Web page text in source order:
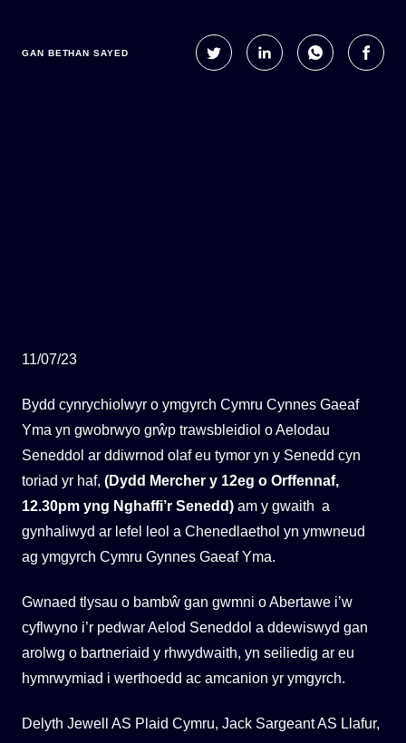
GAN BETHAN SAYED
11/07/23
Bydd cynrychiolwyr o ymgyrch Cymru Cynnes Gaeaf
Yma yn gwobrwyo grŵp trawsbleidiol o Aelodau
Seneddol ar ddiwrnod olaf eu tymor yn y Senedd cyn
toriad yr haf, (Dydd Mercher y 12eg o Orffennaf,
12.30pm yng Nghaffi’r Senedd) am y gwaith a
gynhaliwyd ar lefel leol a Chenedlaethol yn ymwneud
ag ymgyrch Cymru Gynnes Gaeaf Yma.
Gwnaed tlysau o bambŵ gan gwmni o Abertawe i’w
cyflwyno i’r pedwar Aelod Seneddol a ddewiswyd gan
arolwg o bartneriaid y rhwydwaith, yn seiliedig ar eu
hymrwymiad i werthoedd ac amcanion yr ymgyrch.
Delyth Jewell AS Plaid Cymru, Jack Sargeant AS Llafur,
LLYSGENHADON HINSAWDD IEUENCTID